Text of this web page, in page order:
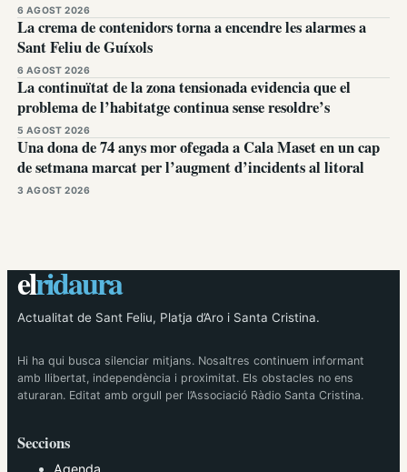
6 AGOST 2026
La crema de contenidors torna a encendre les alarmes a
Sant Feliu de Guíxols
6 AGOST 2026
La continuïtat de la zona tensionada evidencia que el
problema de l’habitatge continua sense resoldre’s
5 AGOST 2026
Una dona de 74 anys mor ofegada a Cala Maset en un cap
de setmana marcat per l’augment d’incidents al litoral
3 AGOST 2026
elridaura
Actualitat de Sant Feliu, Platja d’Aro i Santa Cristina.
Hi ha qui busca silenciar mitjans. Nosaltres continuem informant
amb llibertat, independència i proximitat. Els obstacles no ens
aturaran. Editat amb orgull per l’Associació Ràdio Santa Cristina.
Seccions
Agenda